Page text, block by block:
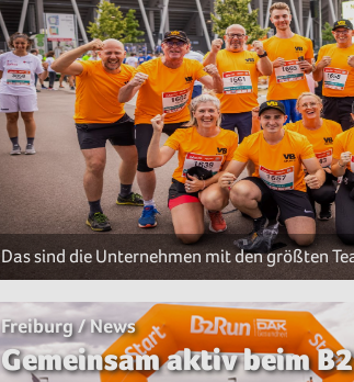
Das sind die Unternehmen mit den größten
Freiburg / News
Gemeinsam aktiv beim